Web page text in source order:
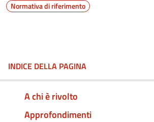
Normativa di riferimento
INDICE DELLA PAGINA
A chi è rivolto
Approfondimenti